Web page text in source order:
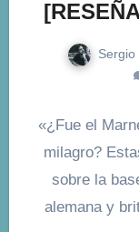
Sergio
«¿Fue el
milagro?
sobre la
alemana y